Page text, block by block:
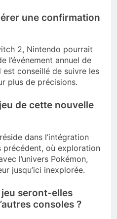
une confirmation
2, Nintendo pourrait
l’événement annuel de
est conseillé de suivre les
plus de précisions.
de cette nouvelle
dans l’intégration
précédent, où exploration
l’univers Pokémon,
jusqu’ici inexplorée.
seront-elles
consoles ?